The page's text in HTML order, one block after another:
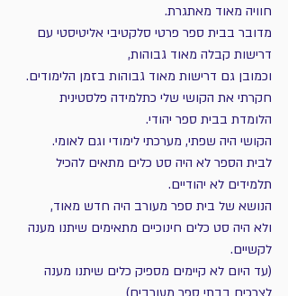
חוויה מאוד מאתגרת.
מדובר בבית ספר פרטי סלקטיבי אליטיסטי עם
דרישות קבלה מאוד גבוהות,
וכמובן גם דרישות מאוד גבוהות בזמן הלימודים.
חקרתי את הקושי שלי כתלמידה פלסטינית
הלומדת בבית ספר יהודי.
הקושי היה שפתי, מערכתי לימודי וגם לאומי.
לבית הספר לא היה סט כלים מתאים להכיל
תלמידים לא יהודיים.
הנושא של בית ספר מעורב היה חדש מאוד,
ולא היה סט כלים חינוכיים מתאימים שיתנו מענה
לקשיים.
(עד היום לא קיימים מספיק כלים שיתנו מענה